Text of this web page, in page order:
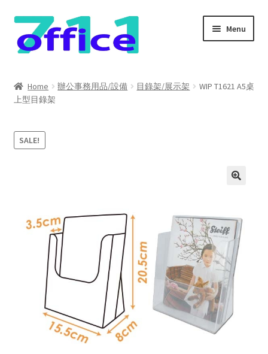
Skip
to
navigation
Skip
to
content
Menu
我的帳號
結帳
關於我們
防詐騙聲明
Home 辦公事務用品/設備 目錄架/展示架
WIP T1621 A5桌
上型目錄架
SALE!